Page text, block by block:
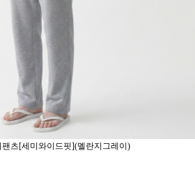
츠[세미와이드핏](멜란지그레이)